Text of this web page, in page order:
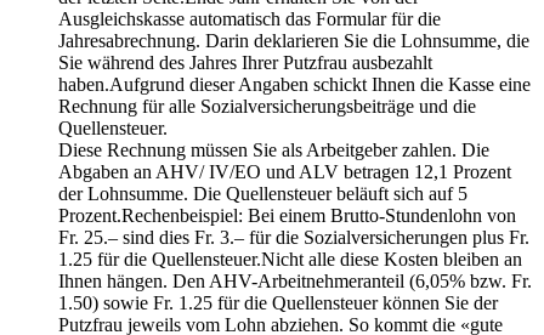
Ausgleichskasse automatisch das Formular für die
Jahresabrechnung. Darin deklarieren Sie die Lohnsumme, die
Sie während des Jahres Ihrer Putzfrau ausbezahlt
haben.Aufgrund dieser Angaben schickt Ihnen die Kasse eine
Rechnung für alle Sozialversicherungsbeiträge und die
Quellensteuer.
Diese Rechnung müssen Sie als Arbeitgeber zahlen. Die
Abgaben an AHV/ IV/EO und ALV betragen 12,1 Prozent
der Lohnsumme. Die Quellensteuer beläuft sich auf 5
Prozent.Rechenbeispiel: Bei einem Brutto-Stundenlohn von
Fr. 25.– sind dies Fr. 3.– für die Sozialversicherungen plus Fr.
1.25 für die Quellensteuer.Nicht alle diese Kosten bleiben an
Ihnen hängen. Den AHV-Arbeitnehmeranteil (6,05% bzw. Fr.
1.50) sowie Fr. 1.25 für die Quellensteuer können Sie der
Putzfrau jeweils vom Lohn abziehen. So kommt die «gute